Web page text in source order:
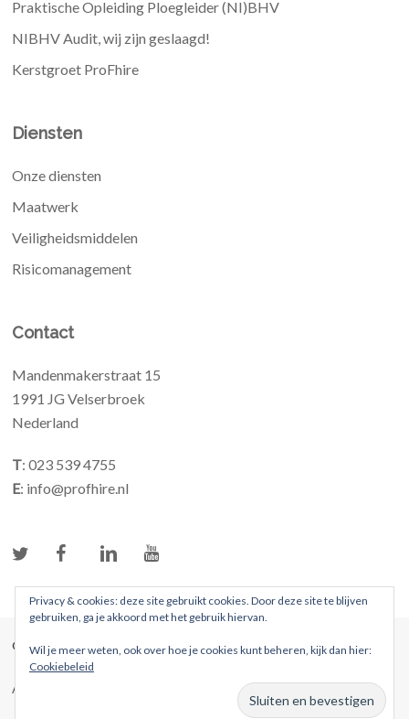
Praktische Opleiding Ploegleider (NI)BHV
NIBHV Audit, wij zijn geslaagd!
Kerstgroet ProFhire
Diensten
Onze diensten
Maatwerk
Veiligheidsmiddelen
Risicomanagement
Contact
Mandenmakerstraat 15
1991 JG Velserbroek
Nederland
T: 023 539 4755
E: info@profhire.nl
© 2026 ProFhire. Alle rechten voorbehouden
Algemene voorwaarden
Privacybeleid
Privacy & cookies: deze site gebruikt cookies. Door deze site te blijven
gebruiken, ga je akkoord met het gebruik hiervan.
Wil je meer weten, ook over hoe je cookies kunt beheren, kijk dan hier:
Cookiebeleid